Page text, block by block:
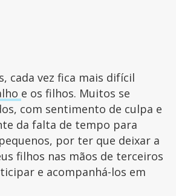
cada vez fica mais difícil
e os filhos. Muitos se
com sentimento de culpa e
da falta de tempo para
por ter que deixar a
filhos nas mãos de terceiros
e acompanhá-los em